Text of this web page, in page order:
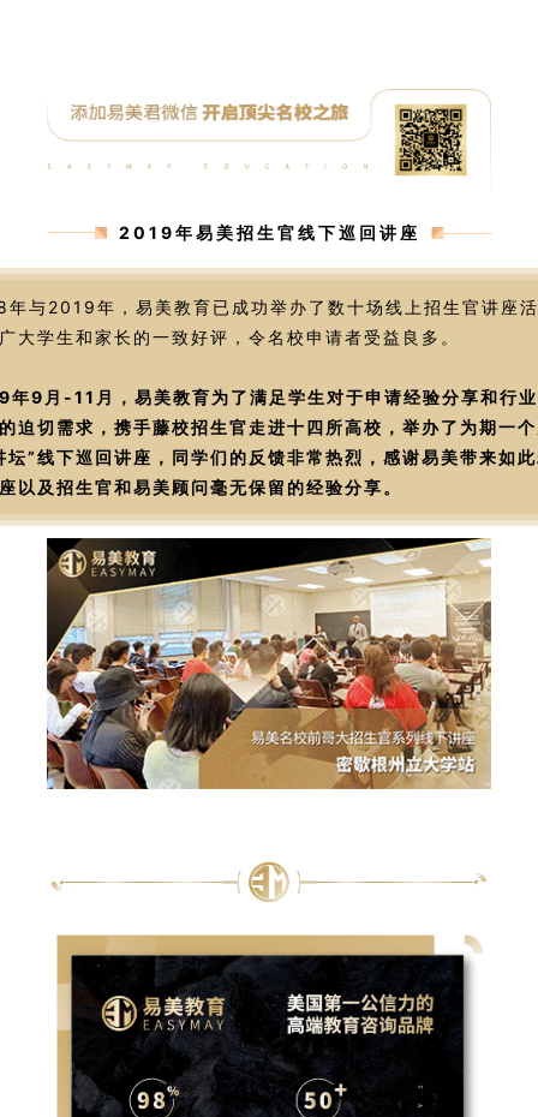
2019年易美招生官线下巡回讲座
年与2019年，易美教育已成功举办了数十场线上招生官讲座
大学生和家长的一致好评，令名校申请者受益良多。
年9月-11月，易美教育为了满足学生对于申请经验分享和行
迫切需求，携手藤校招生官走进十四所高校，举办了为期一
坛”线下巡回讲座，同学们的反馈非常热烈，感谢易美带来如
以及招生官和易美顾问毫无保留的经验分享。